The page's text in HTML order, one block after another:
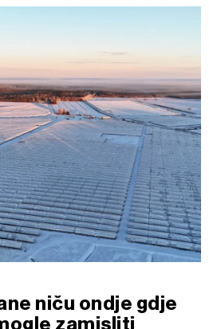
niču ondje gdje
zamisliti